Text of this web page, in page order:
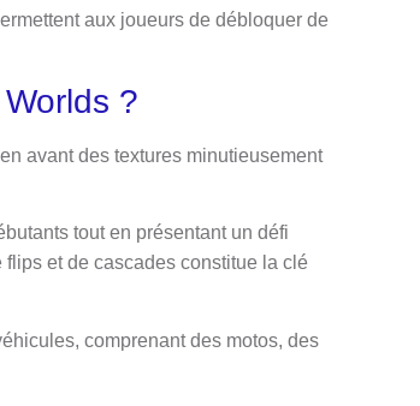
aux joueurs de débloquer de
?
avant des textures minutieusement
tout en présentant un défi
et de cascades constitue la clé
comprenant des motos, des